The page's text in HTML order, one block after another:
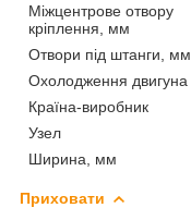
Міжцентрове отвору
кріплення, мм
Отвори під штанги, мм
Охолодження двигуна
Країна-виробник
Узел
Ширина, мм
Приховати